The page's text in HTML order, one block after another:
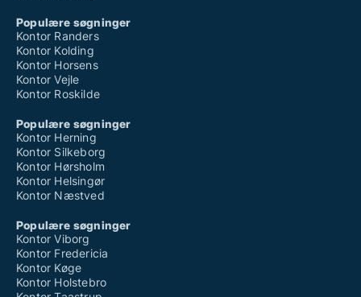
Populære søgninger
Kontor Randers
Kontor Kolding
Kontor Horsens
Kontor Vejle
Kontor Roskilde
Populære søgninger
Kontor Herning
Kontor Silkeborg
Kontor Hørsholm
Kontor Helsingør
Kontor Næstved
Populære søgninger
Kontor Viborg
Kontor Fredericia
Kontor Køge
Kontor Holstebro